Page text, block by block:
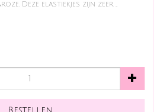
Deze elastiekjes zijn zeer ...